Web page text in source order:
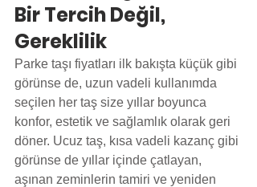
Bir Tercih Değil,
Gereklilik
Parke taşı fiyatları ilk bakışta küçük gibi
görünse de, uzun vadeli kullanımda
seçilen her taş size yıllar boyunca
konfor, estetik ve sağlamlık olarak geri
döner. Ucuz taş, kısa vadeli kazanç gibi
görünse de yıllar içinde çatlayan,
aşınan zeminlerin tamiri ve yeniden